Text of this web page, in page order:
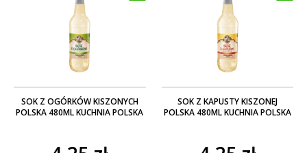
SOK Z OGÓRKÓW KISZONYCH
POLSKA 480ML KUCHNIA POLSKA
SOK Z KAPUSTY KISZONEJ
POLSKA 480ML KUCHNIA POLSKA